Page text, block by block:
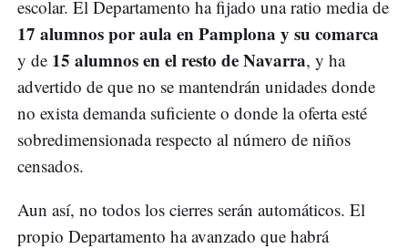
escolar. El Departamento ha fijado una ratio media de
17 alumnos por aula en Pamplona y su comarca
y de 15 alumnos en el resto de Navarra, y ha
advertido de que no se mantendrán unidades donde
no exista demanda suficiente o donde la oferta esté
sobredimensionada respecto al número de niños
censados.
Aun así, no todos los cierres serán automáticos. El
propio Departamento ha avanzado que habrá